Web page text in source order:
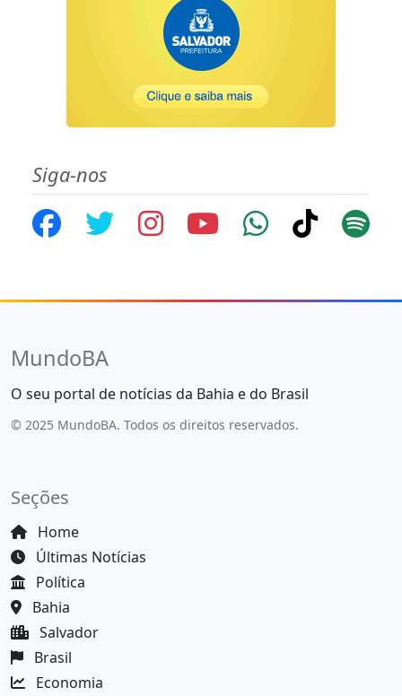
Siga-nos
MundoBA
O seu portal de notícias da Bahia e do Brasil
© 2025 MundoBA. Todos os direitos reservados.
Seções
Home
Últimas Notícias
Política
Bahia
Salvador
Brasil
Economia